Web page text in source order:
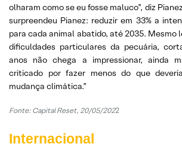
olharam como se eu fosse maluco”, diz
surpreendeu Pianez: reduzir em 33% a
para cada animal abatido, até 2035. Mesmo
dificuldades particulares da pecuária,
anos não chega a impressionar, ainda
criticado por fazer menos do que
mudança climática.”
Fonte: Capital Reset, 20/05/2022
Internacional